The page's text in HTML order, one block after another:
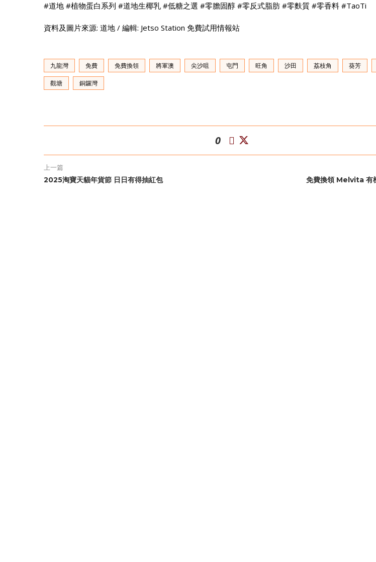
#道地 #植物蛋白系列 #道地生椰乳 #低糖之選 #零膽固醇 #零反式脂肪 #零麩質 #零香料 #TaoTi
資料及圖片來源: 道地 / 編輯: Jetso Station 免費試用情報站
九龍灣 免費 免費換領 將軍澳 尖沙咀 屯門 旺角 沙田 荔枝角 葵芳
觀塘 銅鑼灣
0
上一篇
2025淘寶天貓年貨節 日日有得抽紅包
免費換領 Melvita 有